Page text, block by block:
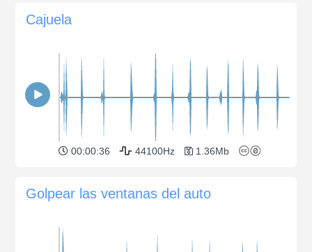
Cajuela
00:00:36 44100Hz 1.36Mb
Golpear las ventanas del auto